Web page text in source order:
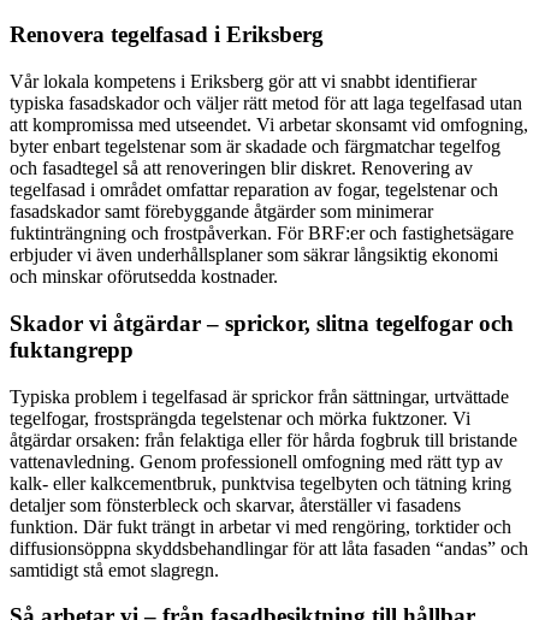
Renovera tegelfasad i Eriksberg
Vår lokala kompetens i Eriksberg gör att vi snabbt identifierar
typiska fasadskador och väljer rätt metod för att laga tegelfasad utan
att kompromissa med utseendet. Vi arbetar skonsamt vid omfogning,
byter enbart tegelstenar som är skadade och färgmatchar tegelfog
och fasadtegel så att renoveringen blir diskret. Renovering av
tegelfasad i området omfattar reparation av fogar, tegelstenar och
fasadskador samt förebyggande åtgärder som minimerar
fuktinträngning och frostpåverkan. För BRF:er och fastighetsägare
erbjuder vi även underhållsplaner som säkrar långsiktig ekonomi
och minskar oförutsedda kostnader.
Skador vi åtgärdar – sprickor, slitna tegelfogar och
fuktangrepp
Typiska problem i tegelfasad är sprickor från sättningar, urtvättade
tegelfogar, frostsprängda tegelstenar och mörka fuktzoner. Vi
åtgärdar orsaken: från felaktiga eller för hårda fogbruk till bristande
vattenavledning. Genom professionell omfogning med rätt typ av
kalk- eller kalkcementbruk, punktvisa tegelbyten och tätning kring
detaljer som fönsterbleck och skarvar, återställer vi fasadens
funktion. Där fukt trängt in arbetar vi med rengöring, torktider och
diffusionsöppna skyddsbehandlingar för att låta fasaden “andas” och
samtidigt stå emot slagregn.